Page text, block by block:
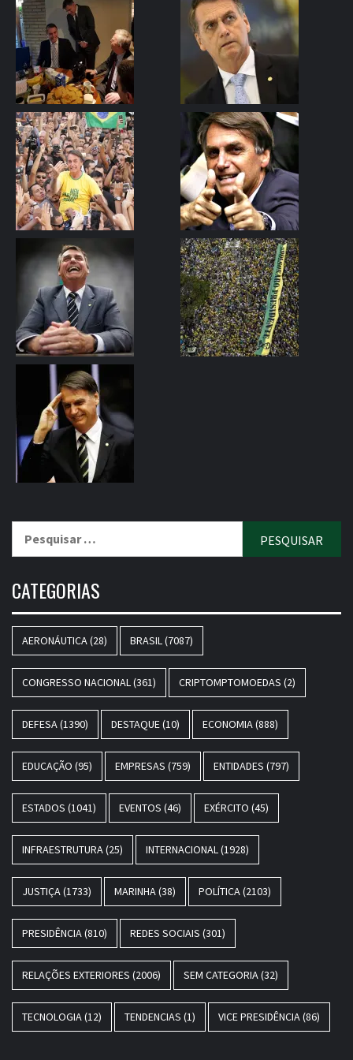
por:
CATEGORIAS
AERONÁUTICA(28) BRASIL(7087)
CONGRESSO NACIONAL(361) CRIPTOMPTOMOEDAS (2)
DEFESA(1390) DESTAQUE(10) ECONOMIA(888)
EDUCAÇÃO (95) EMPRESAS (759) ENTIDADES (797)
ESTADOS (1041) EVENTOS (46) EXÉRCITO (45)
INFRAESTRUTURA(25) INTERNACIONAL(1928)
JUSTIÇA(1733) MARINHA(38) POLÍTICA(2103)
PRESIDÊNCIA(810) REDES SOCIAIS (301)
RELAÇÕES EXTERIORES (2006) SEM CATEGORIA(32)
TECNOLOGIA(12) TENDENCIAS (1) VICE PRESIDÊNCIA(86)